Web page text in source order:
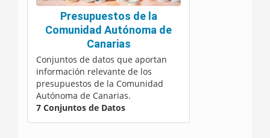
Presupuestos de la
Comunidad Autónoma de
Canarias
Conjuntos de datos que aportan
información relevante de los
presupuestos de la Comunidad
Autónoma de Canarias.
7 Conjuntos de Datos